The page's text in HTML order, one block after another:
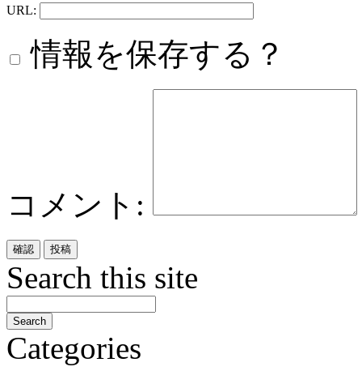
URL:
情報を保存する？
コメント:
Search this site
Categories